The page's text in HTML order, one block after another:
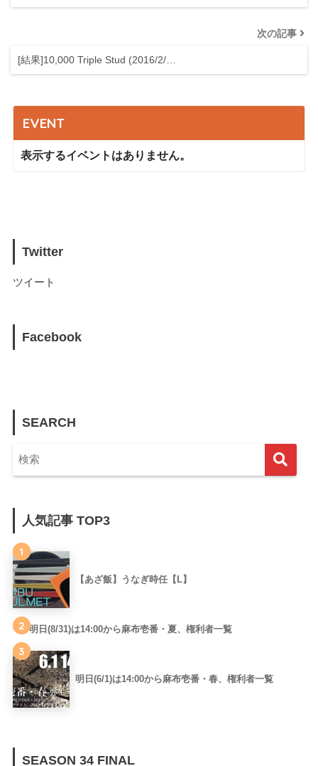
次の記事
[結果]10,000 Triple Stud (2016/2/…
EVENT
表示するイベントはありません。
Twitter
ツイート
Facebook
SEARCH
人気記事 TOP3
1
【あざ飯】うなぎ時任【L】
2 明日(8/31)は14:00から麻布壱番・夏、権利者一覧
3
明日(6/1)は14:00から麻布壱番・春、権利者一覧
SEASON 34 FINAL